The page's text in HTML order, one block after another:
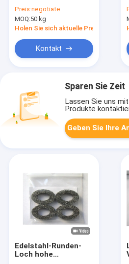
Draht-Mesh Tapes
2m 3m 200m im
Freien für die
Preis:negotiate
MOQ:50 kg
Holen Sie sich aktuelle Preis
Kontakt
Sparen Sie Zeit
Lassen Sie uns
Produkte
Geben Sie Ihre
Edelstahl-Runden-
Loch hohe